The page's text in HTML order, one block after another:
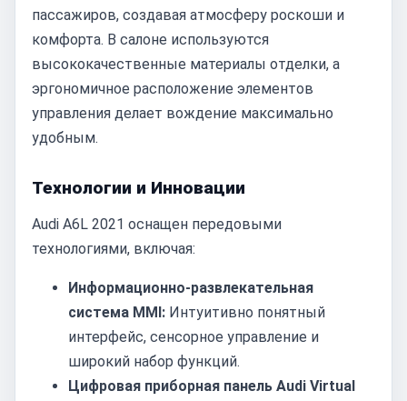
пассажиров, создавая атмосферу роскоши и
комфорта. В салоне используются
высококачественные материалы отделки, а
эргономичное расположение элементов
управления делает вождение максимально
удобным.
Технологии и Инновации
Audi A6L 2021 оснащен передовыми
технологиями, включая:
Информационно-развлекательная
система MMI: Интуитивно понятный
интерфейс, сенсорное управление и
широкий набор функций.
Цифровая приборная панель Audi Virtual